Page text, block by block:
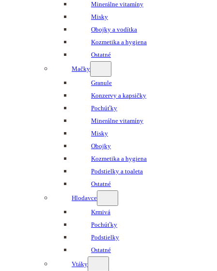
Minerálne vitamíny
Misky
Obojky a vodítka
Kozmetika a hygiena
Ostatné
Mačky
Granule
Konzervy a kapsičky
Pochúťky
Minerálne vitamíny
Misky
Obojky
Kozmetika a hygiena
Podstielky a toaleta
Ostatné
Hlodavce
Krmivá
Pochúťky
Podstielky
Ostatné
Vtáky